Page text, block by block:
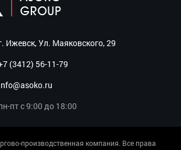
Ижевск, Ул. Маяковского, 29
(3412) 56-11-79
пт c 9:00 до 18:00
производственная компания. Все права